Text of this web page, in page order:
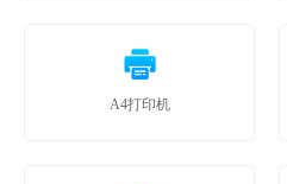
A4打印机